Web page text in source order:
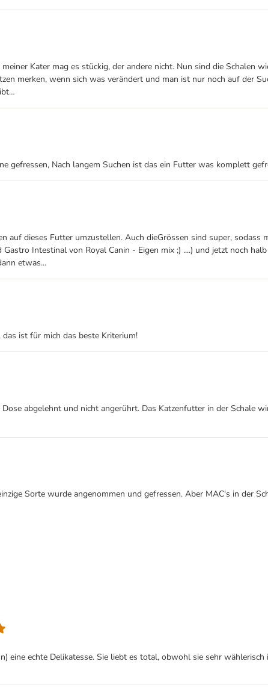
Kater mag es stückig, der andere nicht. Nun sind die Schalen
merken, wenn sich was verändert und man ist nur noch auf der
gefressen, Nach langem Suchen ist das ein Futter was komplett
auf dieses Futter umzustellen. Auch dieGrössen sind super,
Intestinal von Royal Canin - Eigen mix ;) ....) und jetzt noch
etwas...
ist für mich das beste Kriterium!
abgelehnt und nicht angerührt. Das Katzenfutter in der Schale
Sorte wurde angenommen und gefressen. Aber MAC's in der
eine echte Delikatesse. Sie liebt es total, obwohl sie sehr